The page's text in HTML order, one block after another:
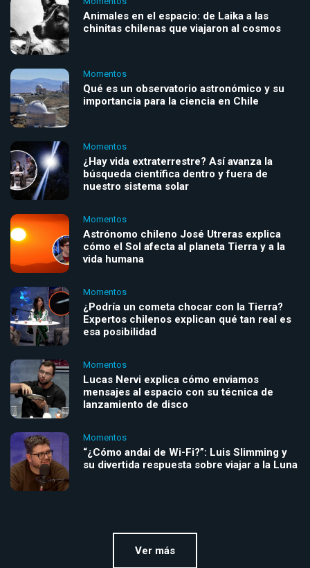
Animales en el espacio: de Laika a las
chinitas chilenas que viajaron al cosmos
Momentos
Qué es un observatorio astronómico y su
importancia para la ciencia en Chile
Momentos
¿Hay vida extraterrestre? Así avanza la
búsqueda científica dentro y fuera de
nuestro sistema solar
Momentos
Astrónomo chileno José Utreras explica
cómo el Sol afecta al planeta Tierra y a la
vida humana
Momentos
¿Podría un cometa chocar con la Tierra?
Expertos chilenos explican qué tan real es
esa posibilidad
Momentos
Lucas Nervi explica cómo enviamos
mensajes al espacio con su técnica de
lanzamiento de disco
Momentos
“¿Cómo andai de Wi-Fi?”: Luis Slimming y
su divertida respuesta sobre viajar a la Luna
Ver más